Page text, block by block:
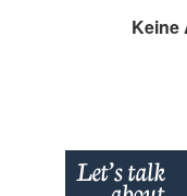
Keine